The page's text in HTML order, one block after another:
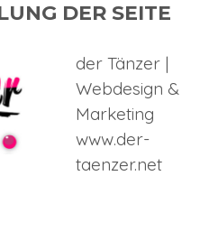
DER SEITE
der Tänzer |
Webdesign &
Marketing
www.der-
taenzer.net